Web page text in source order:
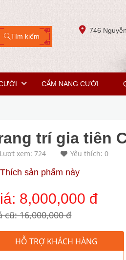
Tìm kiếm
746
CẨM NANG CƯỚI
trí gia tiên
Lượt xem: 724 Yêu thích: 0
Thích sản phẩm này
8,000,000 đ
cũ: 16,000,000 đ
HỖ TRỢ KHÁCH HÀNG